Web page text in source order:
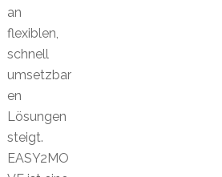
an
flexiblen,
schnell
umsetzbar
en
Lösungen
steigt.
EASY2MO